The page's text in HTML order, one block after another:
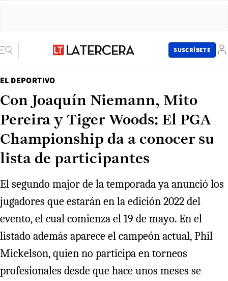
SUSCRÍBETE
EL DEPORTIVO
Con Joaquín Niemann, Mito
Pereira y Tiger Woods: El PGA
Championship da a conocer su
lista de participantes
El segundo major de la temporada ya anunció los
jugadores que estarán en la edición 2022 del
evento, el cual comienza el 19 de mayo. En el
listado además aparece el campeón actual, Phil
Mickelson, quien no participa en torneos
profesionales desde que hace unos meses se